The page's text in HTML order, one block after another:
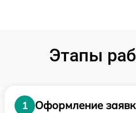
Этапы
1
Оформление